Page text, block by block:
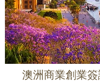
澳洲商業創業